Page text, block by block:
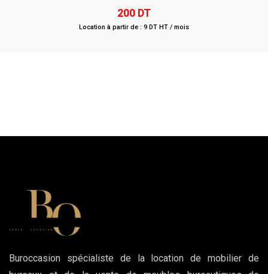
out
5
200 DT
Location à partir de : 9 DT HT / mois
Buroccasion spécialiste de la location de mobilier de